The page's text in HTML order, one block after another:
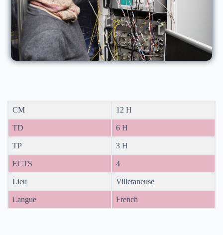
CM 12 H
TD 6 H
TP 3 H
ECTS 4
Lieu Villetaneuse
Langue French